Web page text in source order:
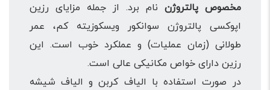
مخصوص پالتروژن نام برد. از جمله مزایای رزین
اپوکسی پالتروژن سوانکور ویسکوزیته کم، عمر
طولانی (زمان عملیات) و عملکرد خوب است. این
رزین دارای خواص مکانیکی عالی است.
در صورت استفاده با الیاف کربن و الیاف شیشه